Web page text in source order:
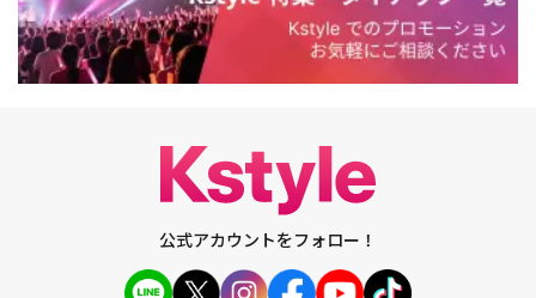
公式アカウントをフォロー！